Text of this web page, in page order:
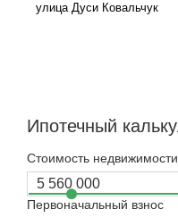
улица Дуси Ковальчук
Ипотечный
Стоимость недвижимости
Первоначальный взнос